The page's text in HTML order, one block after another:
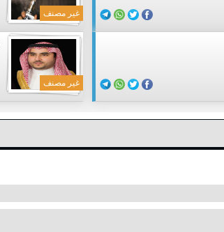
غير مصنف
غير مصنف